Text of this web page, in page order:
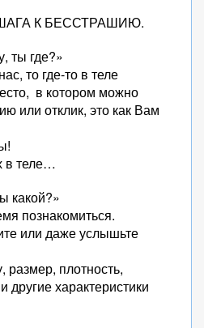
К БЕССТРАШИЮ.
ты где?»
то где-то в теле
в котором можно
или отклик, это как Вам
в теле…
какой?»
познакомиться.
или даже услышьте
плотность,
другие характеристики